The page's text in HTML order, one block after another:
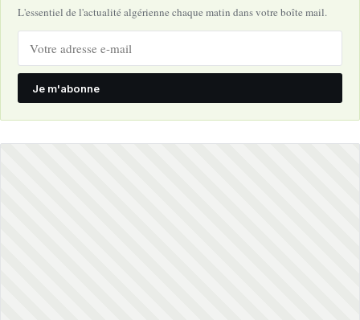
L'essentiel de l'actualité algérienne chaque matin dans votre boîte mail.
Je m'abonne